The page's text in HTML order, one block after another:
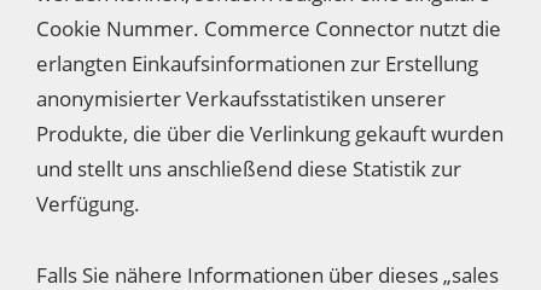
Cookie Nummer. Commerce Connector nutzt die
erlangten Einkaufsinformationen zur Erstellung
anonymisierter Verkaufsstatistiken unserer
Produkte, die über die Verlinkung gekauft wurden
und stellt uns anschließend diese Statistik zur
Verfügung.
Falls Sie nähere Informationen über dieses „sales